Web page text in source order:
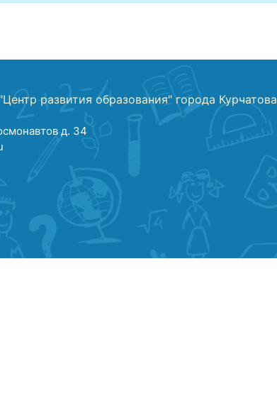
развития образования" города Курчатова
д. 34